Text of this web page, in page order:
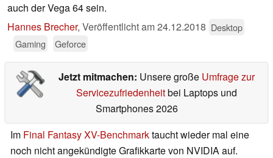
auch der Vega 64 sein.
Hannes Brecher, Veröffentlicht am24.12.2018 Desktop
Gaming
Geforce
Jetzt mitmachen: Unsere große Umfrage zur
Servicezufriedenheitbei Laptops und
Smartphones 2026
Im Final Fantasy XV-Benchmarktaucht wieder mal eine
noch nicht angekündigte Grafikkarte von NVIDIA auf.